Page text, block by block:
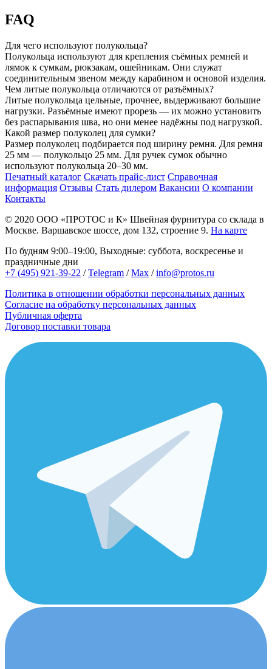
FAQ
Для чего используют полукольца?
Полукольца используют для крепления съёмных ремней и
лямок к сумкам, рюкзакам, ошейникам. Они служат
соединительным звеном между карабином и основой изделия.
Чем литые полукольца отличаются от разъёмных?
Литые полукольца цельные, прочнее, выдерживают большие
нагрузки. Разъёмные имеют прорезь — их можно установить
без распарывания шва, но они менее надёжны под нагрузкой.
Какой размер полуколец для сумки?
Размер полуколец подбирается под ширину ремня. Для ремня
25 мм — полукольцо 25 мм. Для ручек сумок обычно
используют полукольца 20–30 мм.
Печатный каталог Скачать прайс-лист Справочная
информация Отзывы Стать дилером Вакансии О компании
Контакты
© 2020 ООО «ПРОТОС и К» Швейная фурнитура со склада в
Москве. Варшавское шоссе, дом 132, строение 9. На карте
По будням 9:00–19:00, Выходные: суббота, воскресенье и
праздничные дни
+7 (495) 921-39-22 /Telegram /Max /info@protos.ru
Политика в отношении обработки персональных данных
Согласие на обработку персональных данных
Публичная оферта
Договор поставки товара